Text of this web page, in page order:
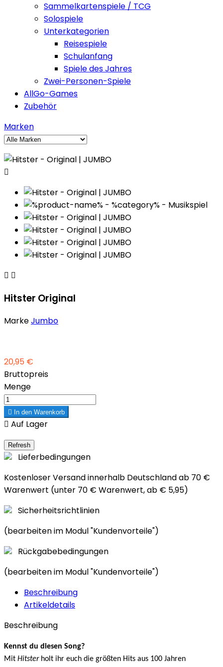
Sammelkartenspiele / TCG
Solospiele
Unterkategorien
Reisespiele
Schulanfang
Spiele des Jahres
Zwei-Personen-Spiele
AllGo-Games
Zubehör
Marken

 
Hitster Original
MarkeJumbo
20,95 €
Bruttopreis
Menge
 In den Warenkorb
 Auf Lager
Lieferbedingungen
Kostenloser Versand innerhalb Deutschland ab 70 €
Warenwert (unter 70 € Warenwert, ab € 5,95)
Sicherheitsrichtlinien
(bearbeiten im Modul "Kundenvorteile")
Rückgabebedingungen
(bearbeiten im Modul "Kundenvorteile")
Beschreibung
Artikeldetails
Beschreibung
Kennst du diesen Song?
Mit Hitsterholt ihr euch die größten Hits aus 100 Jahren